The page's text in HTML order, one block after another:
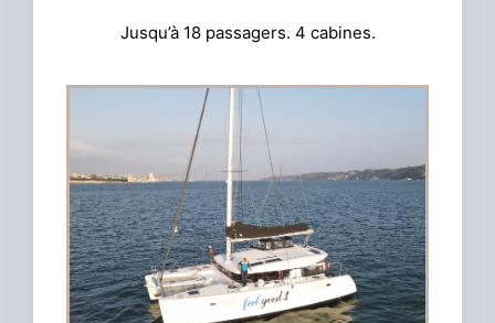
Jusqu’à 18 passagers. 4 cabines.